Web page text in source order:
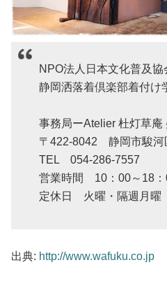
NPO法人日本文化普及協
静岡洒落着倶楽部着付け
事務局ーAtelier 杜灯草庵
〒422-8042 静岡市駿河
TEL 054-286-7557
営業時間 10：00～18：
定休日 火曜・隔週月曜
出典: http://www.wafuku.co.jp